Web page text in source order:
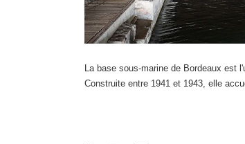
La base sous-marine de Bordeaux est
Construite entre 1941 et 1943, elle